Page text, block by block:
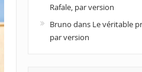
Rafale, par version
Bruno dans Le véritable
par version